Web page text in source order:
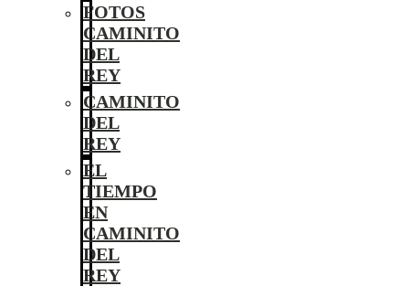
FOTOS
CAMINITO
DEL
REY
CAMINITO
DEL
REY
EL
TIEMPO
EN
CAMINITO
DEL
REY